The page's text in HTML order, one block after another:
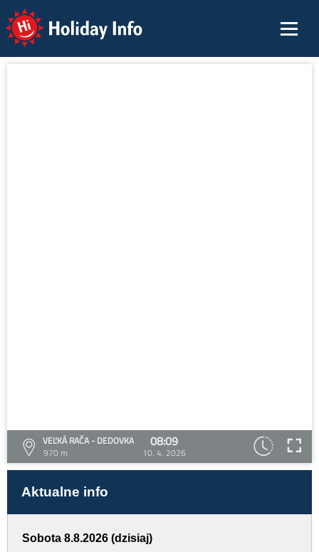
Holiday Info
VEĽKÁ RAČA - DEDOVKA
970 m
08:09
10. 4. 2026
Aktualne info
Sobota 8.8.2026 (dzisiaj)